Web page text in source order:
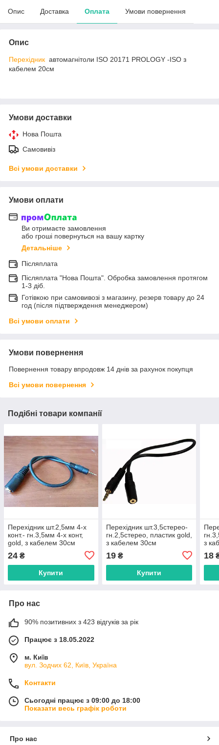
Опис Доставка Оплата Умови повернення
Опис
Перехідник автомагнітоли ISO 20171 PROLOGY -ISO з
кабелем 20см
Умови доставки
Нова Пошта
Самовивіз
Всі умови доставки
Умови оплати
Ви отримаєте замовлення
або гроші повернуться на вашу картку
Детальніше
Післяплата
Післяплата "Нова Пошта". Обробка замовлення протягом
1-3 діб.
Готівкою при самовивозі з магазину, резерв товару до 24
год (після підтверждення менеджером)
Всі умови оплати
Умови повернення
Повернення товару впродовж 14 днів за рахунок покупця
Всі умови повернення
Подібні товари компанії
Перехідник шт.2,5мм 4-х
конт.- гн.3,5мм 4-х конт,
gold, з кабелем 30см
24 ₴
Купити
Перехідник шт.3,5стерео-
гн.2,5стерео, пластик gold,
з кабелем 30см
19₴
Купити
з
18
Про нас
90% позитивних з 423 відгуків за рік
Працює з 18.05.2022
м. Київ
вул. Зодчих 62, Київ, Україна
Контакти
Сьогодні працює з 09:00 до 18:00
Показати весь графік роботи
Про нас